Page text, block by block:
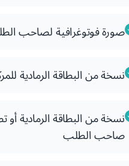
صورة فوتوغرافية لصاحب
نسخة من البطاقة الرمادية
نسخة من البطاقة الرمادية
صاحب الطلب